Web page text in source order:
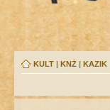
KULT | KNŻ | KAZIK